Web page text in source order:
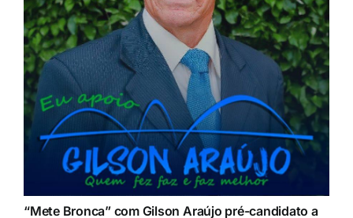
“Mete Bronca” com Gilson Araújo pré-candidato a